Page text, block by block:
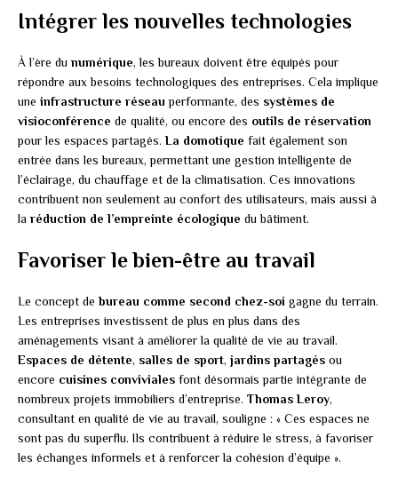
Intégrer les nouvelles technologies
À l’ère du numérique, les bureaux doivent être équipés pour
répondre aux besoins technologiques des entreprises. Cela implique
une infrastructure réseau performante, des systèmes de
visioconférence de qualité, ou encore des outils de réservation
pour les espaces partagés.La domotique fait également son
entrée dans les bureaux, permettant une gestion intelligente de
l’éclairage, du chauffage et de la climatisation. Ces innovations
contribuent non seulement au confort des utilisateurs, mais aussi à
la réduction de l’empreinte écologique du bâtiment.
Favoriser le bien-être au travail
Le concept debureau comme second chez-soi gagne du terrain.
Les entreprises investissent de plus en plus dans des
aménagements visant à améliorer la qualité de vie au travail.
Espaces de détente, salles de sport, jardins partagés ou
encore cuisines conviviales font désormais partie intégrante de
nombreux projets immobiliers d’entreprise. Thomas Leroy,
consultant en qualité de vie au travail, souligne : « Ces espaces ne
sont pas du superflu. Ils contribuent à réduire le stress, à favoriser
les échanges informels et à renforcer la cohésion d’équipe ».